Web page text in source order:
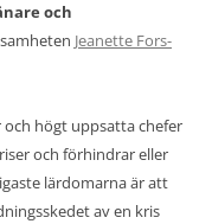
och
Jeanette Fors-
och högt uppsatta chefer
och förhindrar eller
lärdomarna är att
av en kris